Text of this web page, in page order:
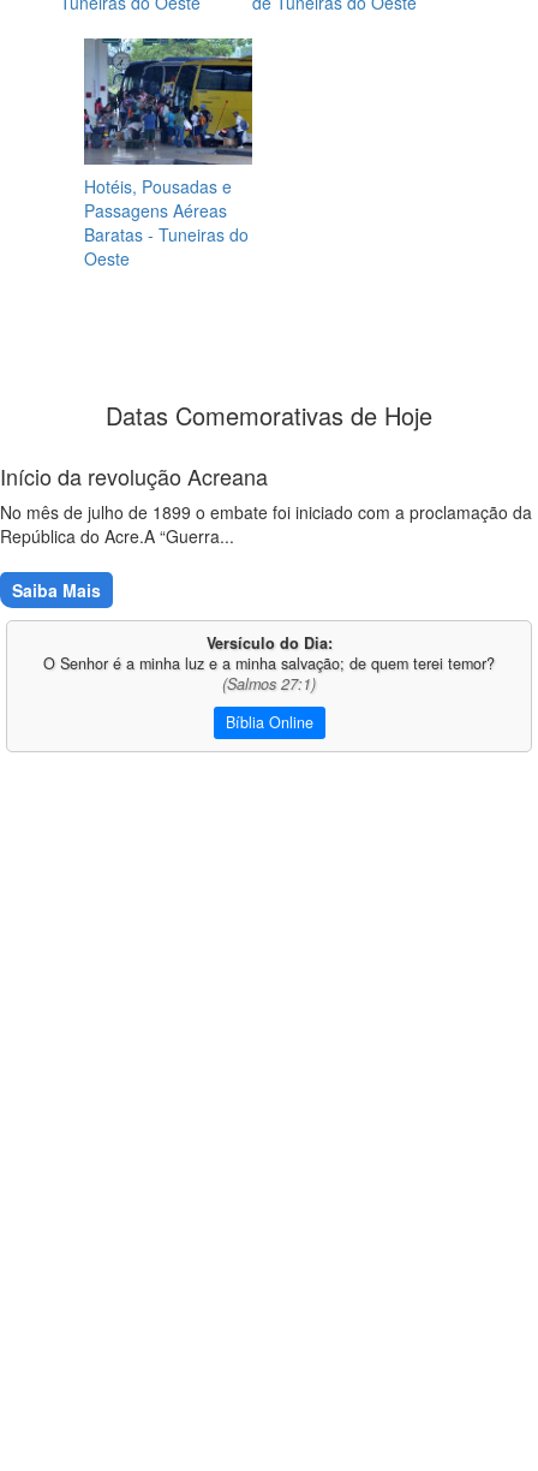
Hotéis, Pousadas e
Passagens Aéreas
Baratas - Tuneiras do
Oeste
Datas Comemorativas de Hoje
Início da revolução Acreana
No mês de julho de 1899 o embate foi iniciado com a proclamação da
República do Acre.A “Guerra...
Saiba Mais
Versículo do Dia:
O Senhor é a minha luz e a minha salvação; de quem terei temor?
(Salmos 27:1)
Bíblia Online